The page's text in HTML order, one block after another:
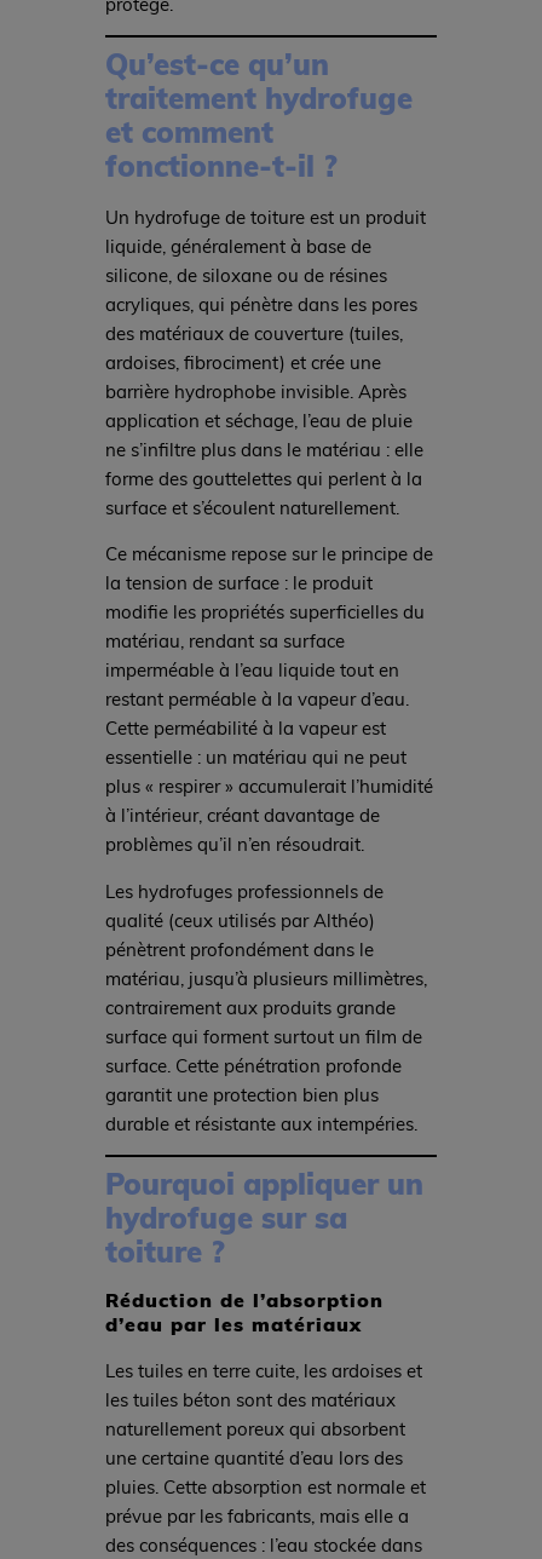
Qu’est-ce qu’un
traitement hydrofuge
et comment
fonctionne-t-il ?
Un hydrofuge de toiture est un produit
liquide, généralement à base de
silicone, de siloxane ou de résines
acryliques, qui pénètre dans les pores
des matériaux de couverture (tuiles,
ardoises, fibrociment) et crée une
barrière hydrophobe invisible. Après
application et séchage, l’eau de pluie
ne s’infiltre plus dans le matériau : elle
forme des gouttelettes qui perlent à la
surface et s’écoulent naturellement.
Ce mécanisme repose sur le principe de
la tension de surface : le produit
modifie les propriétés superficielles du
matériau, rendant sa surface
imperméable à l’eau liquide tout en
restant perméable à la vapeur d’eau.
Cette perméabilité à la vapeur est
essentielle : un matériau qui ne peut
plus « respirer » accumulerait l’humidité
à l’intérieur, créant davantage de
problèmes qu’il n’en résoudrait.
Les hydrofuges professionnels de
qualité (ceux utilisés par Althéo)
pénètrent profondément dans le
matériau, jusqu’à plusieurs millimètres,
contrairement aux produits grande
surface qui forment surtout un film de
surface. Cette pénétration profonde
garantit une protection bien plus
durable et résistante aux intempéries.
Pourquoi appliquer un
hydrofuge sur sa
toiture ?
Réduction de l’absorption
d’eau par les matériaux
Les tuiles en terre cuite, les ardoises et
les tuiles béton sont des matériaux
naturellement poreux qui absorbent
une certaine quantité d’eau lors des
pluies. Cette absorption est normale et
prévue par les fabricants, mais elle a
des conséquences : l’eau stockée dans